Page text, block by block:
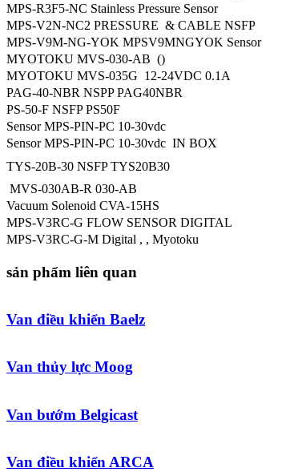
MPS-R3F5-NC Stainless Pressure Sensor
MPS-V2N-NC2 PRESSURE & CABLE NSFP
MPS-V9M-NG-YOK MPSV9MNGYOK Sensor
MYOTOKU MVS-030-AB ()
MYOTOKU MVS-035G 12-24VDC 0.1A
PAG-40-NBR NSPP PAG40NBR
PS-50-F NSFP PS50F
Sensor MPS-PIN-PC 10-30vdc
Sensor MPS-PIN-PC 10-30vdc IN BOX
TYS-20B-30 NSFP TYS20B30
MVS-030AB-R 030-AB
Vacuum Solenoid CVA-15HS
MPS-V3RC-G FLOW SENSOR DIGITAL
MPS-V3RC-G-M Digital , , Myotoku
sản phẩm liên quan
Van điều khiển Baelz
Van thủy lực Moog
Van bướm Belgicast
Van điều khiển ARCA